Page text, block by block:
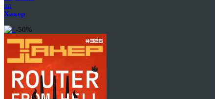
на
Хакер
-50%